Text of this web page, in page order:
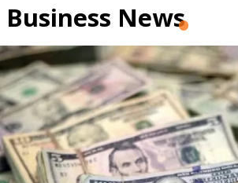
Corporate
Advertise
Contact
FPM
Services
Business News